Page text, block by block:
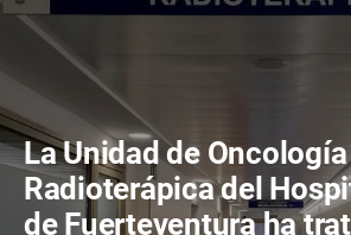
La Unidad de Oncología
Radioterápica del
de Fuerteventura ha